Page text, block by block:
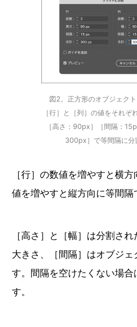
図2。正方形のオブジェクト
［行］と［列］の値をそれぞ
［高さ：90px］［間隔：
300px］で等間隔に分
［行］の数値を増やすと横
値を増やすと縦方向に等間隔
［高さ］と［幅］は分割さ
大きさ、［間隔］はオブジ
す。間隔を空けたくない場合
す。